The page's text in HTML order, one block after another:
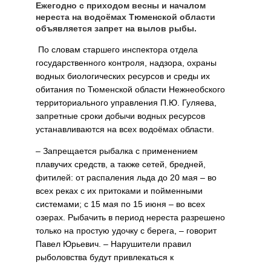
Ежегодно с приходом весны и началом
нереста на водоёмах Тюменской области
объявляется запрет на вылов рыбы.
По словам старшего инспектора отдела
государственного контроля, надзора, охраны
водных биологических ресурсов и среды их
обитания по Тюменской области Нежнеобского
территориального управления П.Ю. Гуляева,
запретные сроки добычи водных ресурсов
устанавливаются на всех водоёмах области.
– Запрещается рыбалка с применением
плавучих средств, а также сетей, бредней,
фитилей: от распаления льда до 20 мая – во
всех реках с их притоками и пойменными
системами; с 15 мая по 15 июня – во всех
озерах. Рыбачить в период нереста разрешено
только на простую удочку с берега, – говорит
Павел Юрьевич. – Нарушители правил
рыболовства будут привлекаться к